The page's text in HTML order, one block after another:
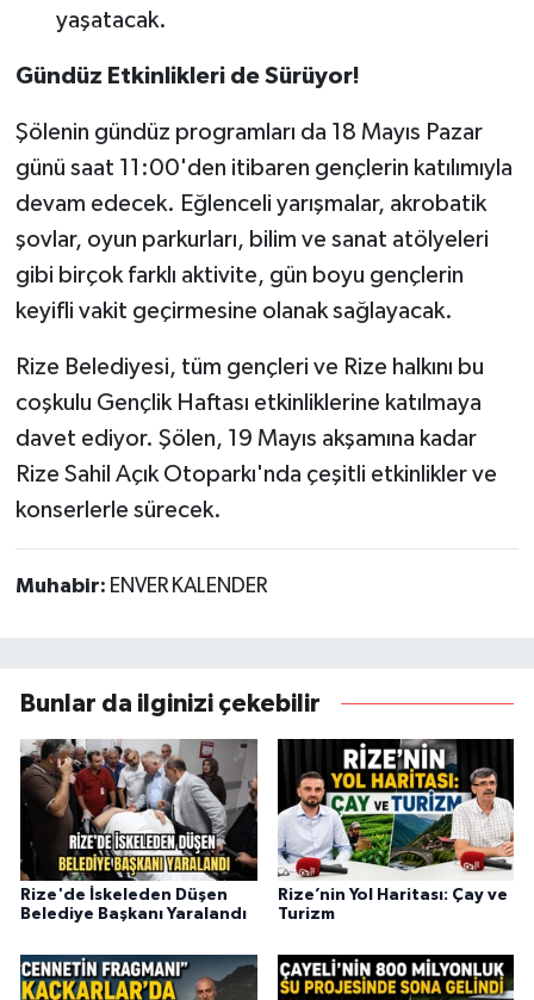
yaşatacak.
Gündüz Etkinlikleri de Sürüyor!
Şölenin gündüz programları da 18 Mayıs Pazar
günü saat 11:00'den itibaren gençlerin katılımıyla
devam edecek. Eğlenceli yarışmalar, akrobatik
şovlar, oyun parkurları, bilim ve sanat atölyeleri
gibi birçok farklı aktivite, gün boyu gençlerin
keyifli vakit geçirmesine olanak sağlayacak.
Rize Belediyesi, tüm gençleri ve Rize halkını bu
coşkulu Gençlik Haftası etkinliklerine katılmaya
davet ediyor. Şölen, 19 Mayıs akşamına kadar
Rize Sahil Açık Otoparkı'nda çeşitli etkinlikler ve
konserlerle sürecek.
Muhabir: ENVER KALENDER
Bunlar da ilginizi çekebilir
Rize'de İskeleden Düşen
Belediye Başkanı Yaralandı
Rize’nin Yol Haritası: Çay ve
Turizm